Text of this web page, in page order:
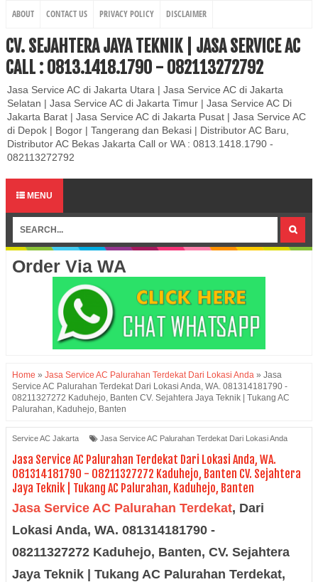
ABOUT CONTACT US PRIVACY POLICY DISCLAIMER
CV. SEJAHTERA JAYA TEKNIK | JASA SERVICE AC
CALL : 0813.1418.1790 - 082113272792
Jasa Service AC di Jakarta Utara | Jasa Service AC di Jakarta
Selatan | Jasa Service AC di Jakarta Timur | Jasa Service AC Di
Jakarta Barat | Jasa Service AC di Jakarta Pusat | Jasa Service AC
di Depok | Bogor | Tangerang dan Bekasi | Distributor AC Baru,
Distributor AC Bekas Jakarta Call or WA : 0813.1418.1790 -
082113272792
MENU
Order Via WA
Home » Jasa Service AC Palurahan Terdekat Dari Lokasi Anda » Jasa
Service AC Palurahan Terdekat Dari Lokasi Anda, WA. 081314181790 -
08211327272 Kaduhejo, Banten CV. Sejahtera Jaya Teknik | Tukang AC
Palurahan, Kaduhejo, Banten
Service AC Jakarta Jasa Service AC Palurahan Terdekat Dari Lokasi Anda
Jasa Service AC Palurahan Terdekat Dari Lokasi Anda, WA.
081314181790 - 08211327272 Kaduhejo, Banten CV. Sejahtera
Jaya Teknik | Tukang AC Palurahan, Kaduhejo, Banten
Jasa Service AC Palurahan Terdekat, Dari
Lokasi Anda, WA. 081314181790 -
08211327272 Kaduhejo, Banten, CV. Sejahtera
Jaya Teknik | Tukang AC Palurahan Terdekat,